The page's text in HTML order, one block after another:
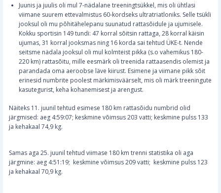
Juunis ja juulis oli mul 7-nädalane treeningtsükkel, mis oli ühtlasi
viimane suurem ettevalmistus 60-kordseks ultratriatloniks. Selle tsükli
jooksul oli mu põhitähelepanu suunatud rattasõidule ja ujumisele.
Kokku sportisin 149 tundi: 47 korral sõitsin rattaga, 28 korral käisin
ujumas, 31 korral jooksmas ning 16 korda sai tehtud ÜKE-t. Nende
seitsme nädala jooksul oli mul kolmteist pikka (s.o vahemikus 180-
220 km) rattasõitu, mille eesmärk oli treenida rattaasendis olemist ja
parandada oma aeroobse läve kiirust. Esimene ja viimane pikk sõit
erinesid numbrite poolest märkimisväärselt, mis oli märk treeningute
kasutegurist, keha kohanemisest ja arengust.
Näiteks 11. juunil tehtud esimese 180 km rattasõidu numbrid olid
järgmised: aeg 4:59:07; keskmine võimsus 203 vatti; keskmine pulss 133
ja kehakaal 74,9 kg.
Samas aga 25. juunil tehtud viimase 180 km trenni statistika oli aga
järgmine: aeg 4:51:19; keskmine võimsus 209 vatti; keskmine pulss 123
ja kehakaal 70,9 kg.